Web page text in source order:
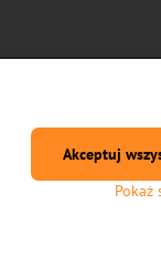
Pokaż
Akceptuj